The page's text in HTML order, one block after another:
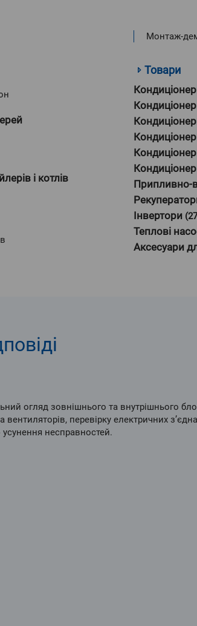
Обслуговування та ремонт бойлерів і котлів
Монтаж-
Товари
Припливно-
Інвертори
Теплові
Аксесуари
огляд зовнішнього та внутрішнього
перевірку електричних
несправностей.